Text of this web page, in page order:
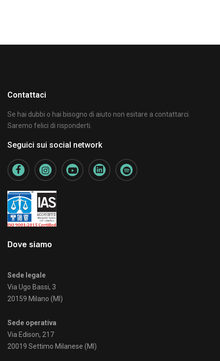
Contattaci
Se hai dubbi o hai bisogno di aiuto non esitare a contattarci.
Saremo felici di risponderti.
Seguici sui social network
Dove siamo
Sede legale
Via Ugo Bassi, 3
20159 Milano (MI)
Sede operativa
Via Edison, 217
20019 Settimo Milanese (MI)